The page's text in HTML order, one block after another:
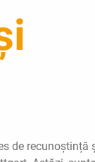
de recunoștință